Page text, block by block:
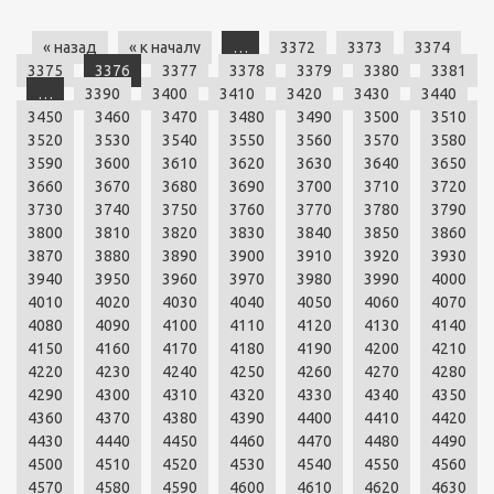
« назад « к началу … 3372 3373
3374
3375
3376 3377 3378 3379 3380
3381
…
3390 3400 3410 3420 3430
3440
3450
3460 3470 3480 3490 3500
3510
3520
3530 3540 3550 3560 3570
3580
3590
3600 3610 3620 3630 3640
3650
3660
3670 3680 3690 3700 3710
3720
3730
3740 3750 3760 3770 3780
3790
3800
3810 3820 3830 3840 3850
3860
3870
3880 3890 3900 3910 3920
3930
3940
3950 3960 3970 3980 3990
4000
4010
4020 4030 4040 4050 4060
4070
4080
4090 4100 4110 4120 4130
4140
4150
4160 4170 4180 4190 4200
4210
4220
4230 4240 4250 4260 4270
4280
4290
4300 4310 4320 4330 4340
4350
4360
4370 4380 4390 4400 4410
4420
4430
4440 4450 4460 4470 4480
4490
4500
4510 4520 4530 4540 4550
4560
4570
4580 4590 4600 4610 4620 4630